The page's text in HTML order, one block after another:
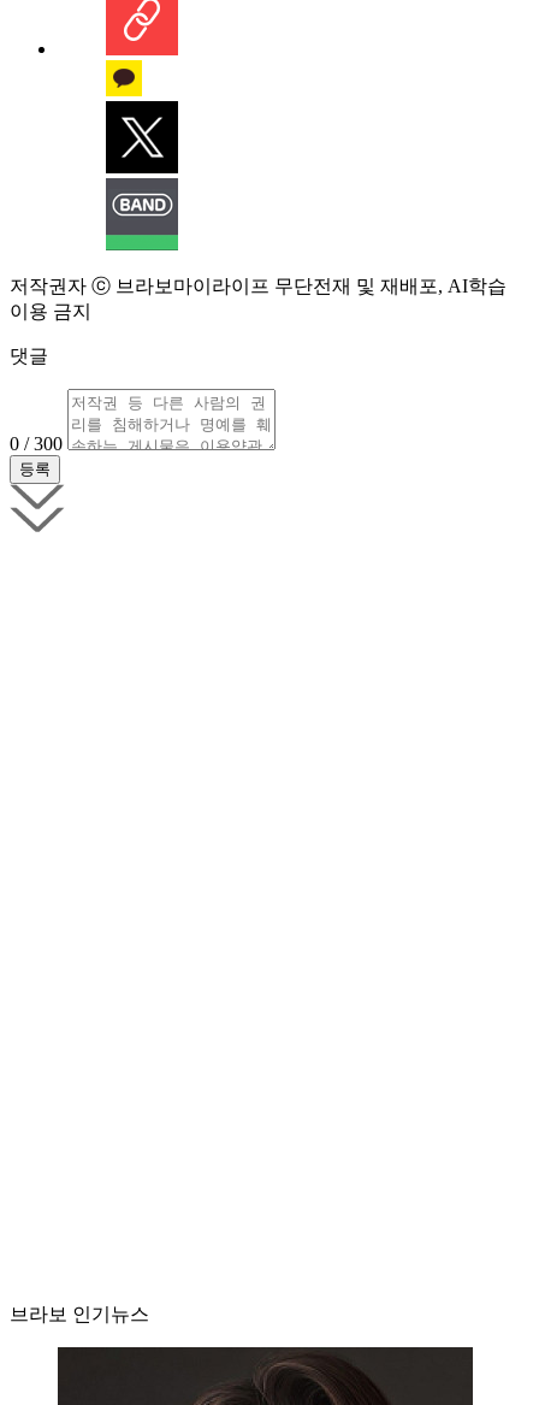
저작권자 ⓒ 브라보마이라이프 무단전재 및 재배포, AI학습
이용 금지
댓글
0 / 300
브라보 인기뉴스